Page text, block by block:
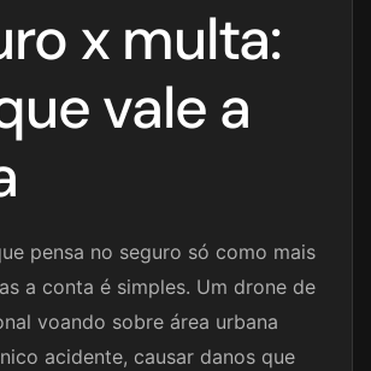
x multa:
vale a
pensa no seguro só como mais
a conta é simples. Um drone de
voando sobre área urbana
acidente, causar danos que